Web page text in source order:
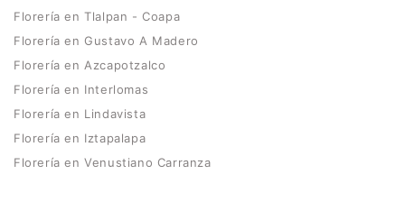
Florería en Tlalpan - Coapa
Florería en Gustavo A Madero
Florería en Azcapotzalco
Florería en Interlomas
Florería en Lindavista
Florería en Iztapalapa
Florería en Venustiano Carranza